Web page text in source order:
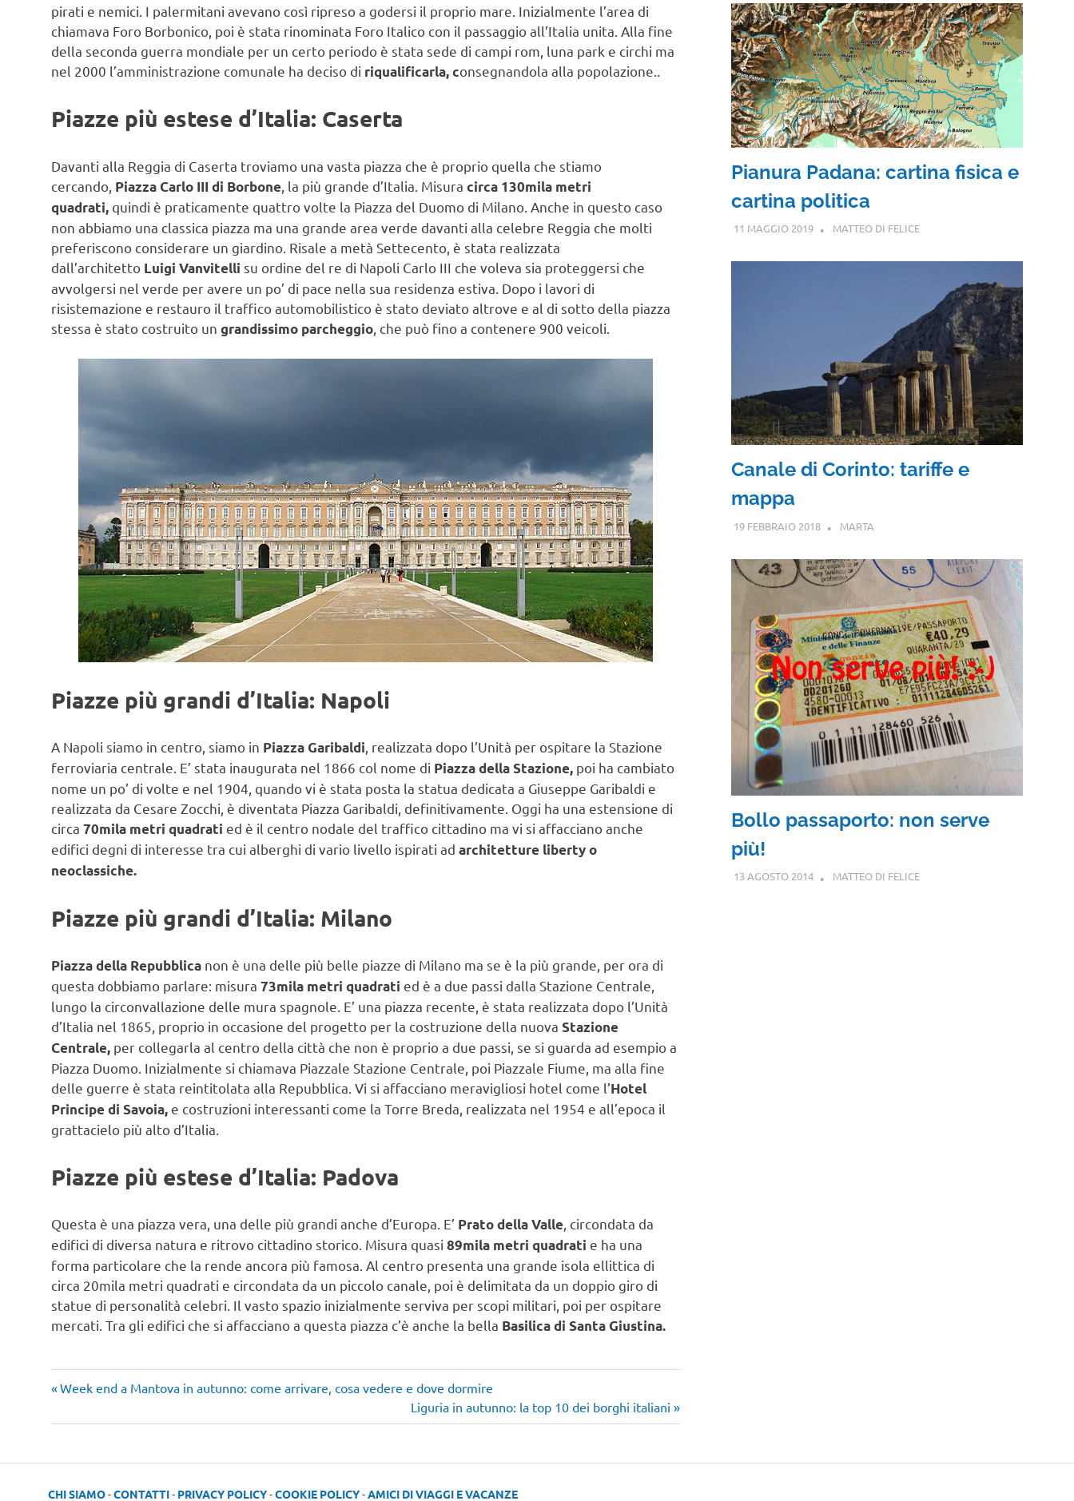
pirati e nemici. I palermitani avevano così ripreso a godersi il proprio mare. Inizialmente l’area di
chiamava Foro Borbonico, poi è stata rinominata Foro Italico con il passaggio all’Italia unita. Alla fine
della seconda guerra mondiale per un certo periodo è stata sede di campi rom, luna park e circhi ma
nel 2000 l’amministrazione comunale ha deciso di riqualificarla, consegnandola alla popolazione..
Piazze più estese d’Italia: Caserta
Davanti alla Reggia di Caserta troviamo una vasta piazza che è proprio quella che stiamo
cercando, Piazza Carlo III di Borbone , la più grande d’Italia. Misura circa 130mila metri
quadrati, quindi è praticamente quattro volte la Piazza del Duomo di Milano. Anche in questo caso
non abbiamo una classica piazza ma una grande area verde davanti alla celebre Reggia che molti
preferiscono considerare un giardino. Risale a metà Settecento, è stata realizzata
dall’architetto Luigi Vanvitelli su ordine del re di Napoli Carlo III che voleva sia proteggersi che
avvolgersi nel verde per avere un po’ di pace nella sua residenza estiva. Dopo i lavori di
risistemazione e restauro il traffico automobilistico è stato deviato altrove e al di sotto della piazza
stessa è stato costruito un grandissimo parcheggio , che può fino a contenere 900 veicoli.
Piazze più grandi d’Italia: Napoli
A Napoli siamo in centro, siamo in Piazza Garibaldi, realizzata dopo l’Unità per ospitare la Stazione
ferroviaria centrale. E’ stata inaugurata nel 1866 col nome di Piazza della Stazione, poi ha cambiato
nome un po’ di volte e nel 1904, quando vi è stata posta la statua dedicata a Giuseppe Garibaldi e
realizzata da Cesare Zocchi, è diventata Piazza Garibaldi, definitivamente. Oggi ha una estensione di
circa 70mila metri quadrati ed è il centro nodale del traffico cittadino ma vi si affacciano anche
edifici degni di interesse tra cui alberghi di vario livello ispirati ad architetture liberty o
neoclassiche.
Piazze più grandi d’Italia: Milano
Piazza della Repubblica non è una delle più belle piazze di Milano ma se è la più grande, per ora di
questa dobbiamo parlare: misura 73mila metri quadrati ed è a due passi dalla Stazione Centrale,
lungo la circonvallazione delle mura spagnole. E’ una piazza recente, è stata realizzata dopo l’Unità
d’Italia nel 1865, proprio in occasione del progetto per la costruzione della nuova Stazione
Centrale, per collegarla al centro della città che non è proprio a due passi, se si guarda ad esempio a
Piazza Duomo. Inizialmente si chiamava Piazzale Stazione Centrale, poi Piazzale Fiume, ma alla fine
delle guerre è stata reintitolata alla Repubblica. Vi si affacciano meravigliosi hotel come l’Hotel
Principe di Savoia, e costruzioni interessanti come la Torre Breda, realizzata nel 1954 e all’epoca il
grattacielo più alto d’Italia.
Piazze più estese d’Italia: Padova
Questa è una piazza vera, una delle più grandi anche d’Europa. E’ Prato della Valle, circondata da
edifici di diversa natura e ritrovo cittadino storico. Misura quasi 89mila metri quadrati e ha una
forma particolare che la rende ancora più famosa. Al centro presenta una grande isola ellittica di
circa 20mila metri quadrati e circondata da un piccolo canale, poi è delimitata da un doppio giro di
statue di personalità celebri. Il vasto spazio inizialmente serviva per scopi militari, poi per ospitare
mercati. Tra gli edifici che si affacciano a questa piazza c’è anche la bella Basilica di Santa Giustina.
Navigazione
articoli
Articolo
Week end a Mantova in autunno: come arrivare, cosa vedere e dove dormire
Articolo
successivo:
Liguria in autunno: la top 10 dei borghi italiani
Pianura Padana: cartina fisica e
cartina politica
11 MAGGIO 2019 MATTEO DI FELICE
Canale di Corinto: tariffe e
mappa
19 FEBBRAIO 2018 MARTA
Bollo passaporto: non serve
più!
13 AGOSTO 2014 MATTEO DI FELICE
CHI SIAMO-CONTATTI- PRIVACY POLICY-COOKIE POLICY-AMICI DI VIAGGI E VACANZE